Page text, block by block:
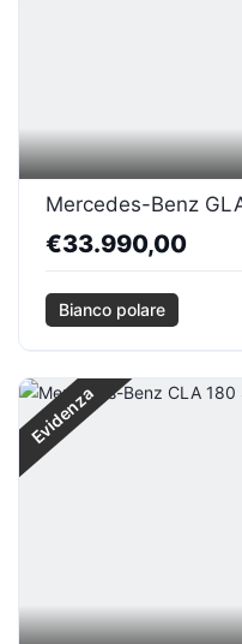
€33.990,00
Bianco polare
Evidenza